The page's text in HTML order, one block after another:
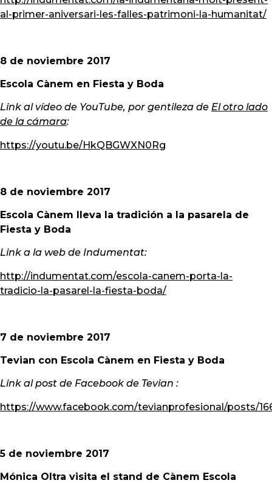
al-primer-aniversari-les-falles-patrimoni-la-humanitat/
8 de noviembre 2017
Escola Cànem en Fiesta y Boda
Link al vídeo de YouTube, por gentileza de El otro lado
de la cámara:
https://youtu.be/HkQBGWXN0Rg
8 de noviembre 2017
Escola Cànem lleva la tradición a la pasarela de
Fiesta y Boda
Link a la web de Indumentat:
http://indumentat.com/escola-canem-porta-la-
tradicio-la-pasarel-la-fiesta-boda/
7 de noviembre 2017
Tevian con Escola Cànem en Fiesta y Boda
Link al post de Facebook de Tevian :
https://www.facebook.com/tevianprofesional/posts/
5 de noviembre 2017
Mónica Oltra visita el stand de Cànem Escola